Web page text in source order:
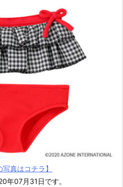
写真はコチラ】
年07月31日です。